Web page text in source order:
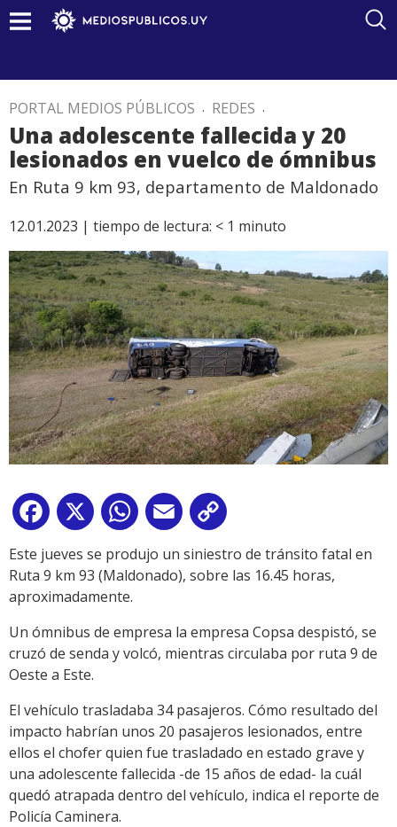
PORTAL MEDIOS PÚBLICOS . REDES .
Una adolescente fallecida y 20
lesionados en vuelco de ómnibus
En Ruta 9 km 93, departamento de Maldonado
12.01.2023 | tiempo de lectura: < 1 minuto
Facebook
X WhatsApp
Email
Link
Este jueves se produjo un siniestro de tránsito fatal en
Ruta 9 km 93 (Maldonado), sobre las 16.45 horas,
aproximadamente.
Un ómnibus de empresa la empresa Copsa despistó, se
cruzó de senda y volcó, mientras circulaba por ruta 9 de
Oeste a Este.
El vehículo trasladaba 34 pasajeros. Cómo resultado del
impacto habrían unos 20 pasajeros lesionados, entre
ellos el chofer quien fue trasladado en estado grave y
una adolescente fallecida -de 15 años de edad- la cuál
quedó atrapada dentro del vehículo, indica el reporte de
Policía Caminera.